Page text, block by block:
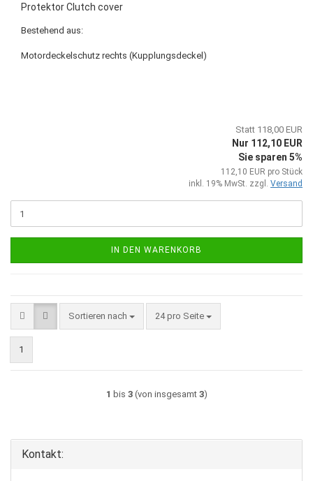
Protektor Clutch cover
Bestehend aus:
Motordeckelschutz rechts (Kupplungsdeckel)
Statt 118,00 EUR
Nur 112,10 EUR
Sie sparen 5%
112,10 EUR pro Stück
inkl. 19% MwSt. zzgl. Versand
IN DEN WARENKORB
Sortieren nach
Sortieren nach 24 pro Seite
pro Seite
1
1 bis 3(von insgesamt 3)
Kontakt: